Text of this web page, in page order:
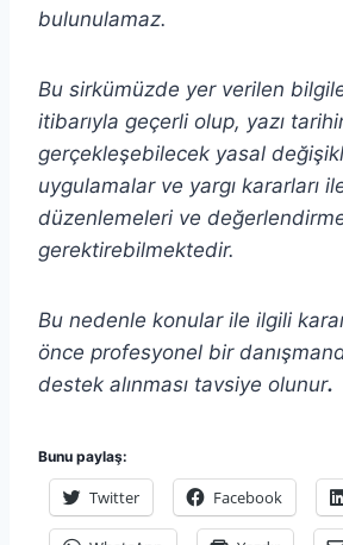
bulunulamaz.
Bu sirkümüzde yer verilen
itibarıyla geçerli olup, yazı
gerçekleşebilecek yasal
uygulamalar ve yargı kararları
düzenlemeleri ve
gerektirebilmektedir.
Bu nedenle konular ile ilgili
önce profesyonel bir
destek alınması tavsiye olunur.
Bunu paylaş:
Twitter Facebook